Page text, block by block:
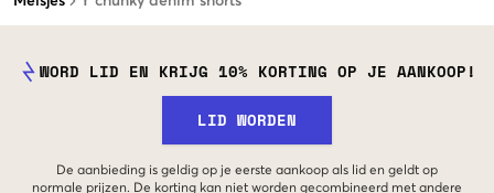
WORD LID EN KRIJG 10% KORTING OP JE AANKOOP!
LID WORDEN
De aanbieding is geldig op je eerste aankoop als lid en geldt op
normale prijzen. De korting kan niet worden gecombineerd met andere